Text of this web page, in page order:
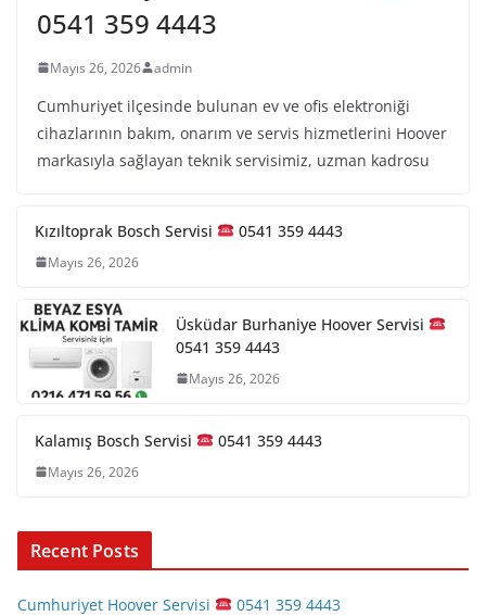
0541 359 4443
Mayıs 26, 2026 admin
Cumhuriyet ilçesinde bulunan ev ve ofis elektroniği
cihazlarının bakım, onarım ve servis hizmetlerini Hoover
markasıyla sağlayan teknik servisimiz, uzman kadrosu
Kızıltoprak Bosch Servisi 0541 359 4443
Mayıs 26, 2026
Üsküdar Burhaniye Hoover Servisi
0541 359 4443
Mayıs 26, 2026
Kalamış Bosch Servisi 0541 359 4443
Mayıs 26, 2026
Recent Posts
Cumhuriyet Hoover Servisi
0541 359 4443